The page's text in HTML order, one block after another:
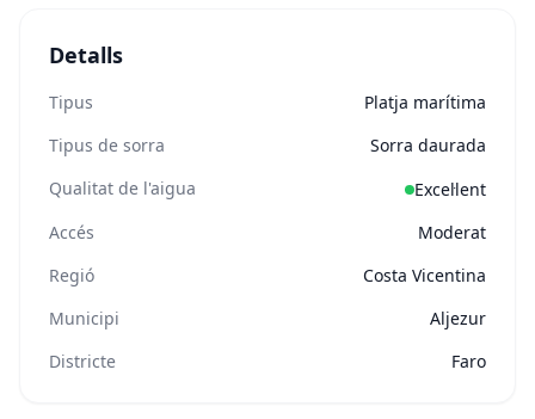
Detalls
Tipus
Platja marítima
Tipus de sorra
Sorra daurada
Qualitat de l'aigua
Excel·lent
Accés
Moderat
Regió
Costa Vicentina
Municipi
Aljezur
Districte
Faro